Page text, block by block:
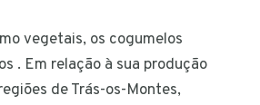
vegetais, os cogumelos
. Em relação à sua produção
de Trás-os-Montes,